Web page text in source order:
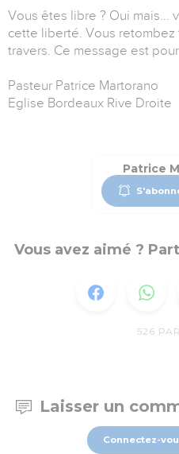
Vous êtes libre ? Oui mais...
cette liberté. Vous retombez
travers. Ce message est
Pasteur Patrice Martorano
Eglise Bordeaux Rive Droite
Patrice
Vous avez aimé ?
526
Laisser un
Connectez-